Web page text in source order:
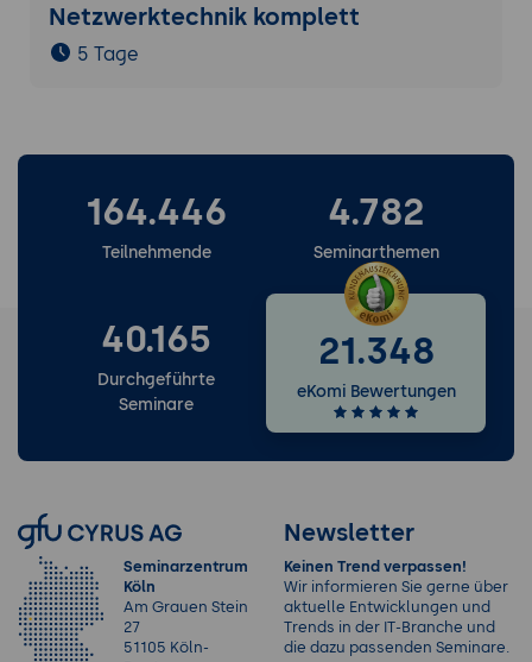
Netzwerktechnik komplett
5 Tage
164.446
Teilnehmende
4.782
Seminarthemen
40.165
Durchgeführte
Seminare
21.348
eKomi Bewertungen
Seminarzentrum
Köln
Am Grauen Stein
27
51105 Köln-
Newsletter
Keinen Trend verpassen!
Wir informieren Sie gerne über
aktuelle Entwicklungen und
Trends in der IT-Branche und
die dazu passenden Seminare.